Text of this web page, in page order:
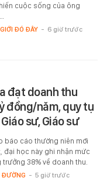
cuộc sống của ông
ĐÓ ĐÂY - 6 giờ trước
đạt doanh thu
đồng/năm, quy tụ
sư, Giáo sư
báo cáo thường niên mới
đại học này ghi nhận mức
trưởng 38% về doanh thu.
ĐƯỜNG - 5 giờ trước